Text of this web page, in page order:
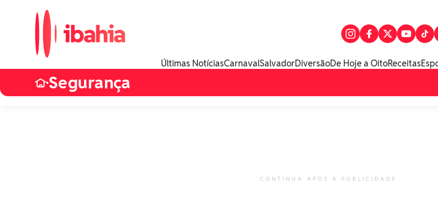
Últimas NotíciasCarnavalSalvadorDiversãoDe Hoje a OitoReceitas
•Segurança
CONTINUA APÓS A PUBLICIDADE